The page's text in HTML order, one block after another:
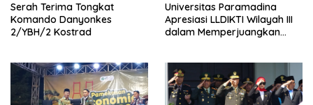
Serah Terima Tongkat
Komando Danyonkes
2/YBH/2 Kostrad
Universitas Paramadina
Apresiasi LLDIKTI Wilayah III
dalam Memperjuangkan